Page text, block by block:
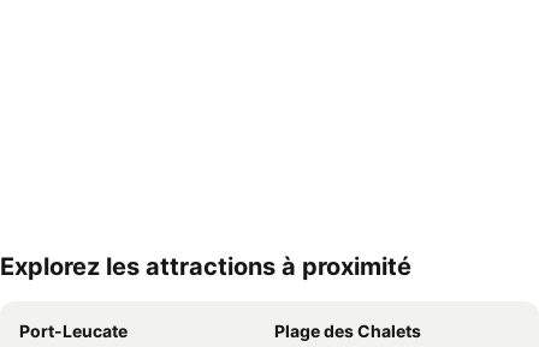
Explorez les attractions à proximité
Port-Leucate Plage des Chalets